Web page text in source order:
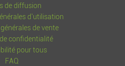
de diffusion
d'utilisation
de vente
confidentialité
pour tous
FAQ